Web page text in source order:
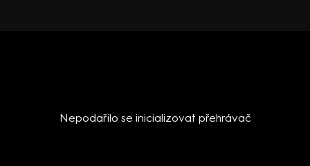
Nepodařilo se inicializovat přehrávač